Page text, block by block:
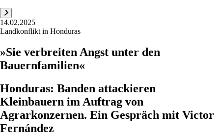
14.02.2025
Landkonflikt in Honduras
»Sie verbreiten Angst unter den
Bauernfamilien«
Honduras: Banden attackieren
Kleinbauern im Auftrag von
Agrarkonzernen. Ein Gespräch mit Victor
Fernández